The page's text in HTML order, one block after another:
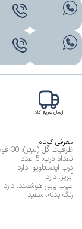
ارسال سریع کالا
معرفی کوتاه
ظرفیت کل (لیتر): 30 فوت
تعداد درب: 5 عدد
درب اینستاویو: دارد
آبریز: دارد
عیب یابی هوشمند: دارد
رنگ بدنه: سفید